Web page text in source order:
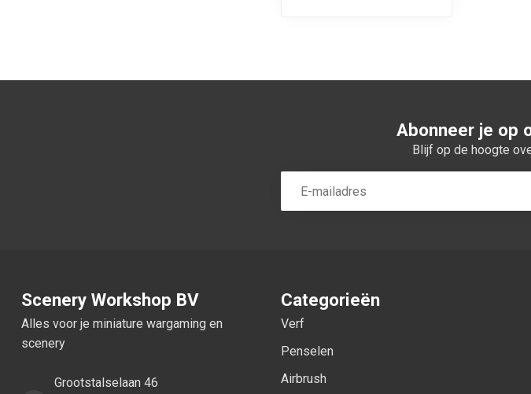
Abonneer je op
Blijf op de hoogte
Scenery Workshop BV
Alles voor je miniature wargaming en
scenery
Grootstalselaan 46
Categorieën
Verf
Penselen
Airbrush